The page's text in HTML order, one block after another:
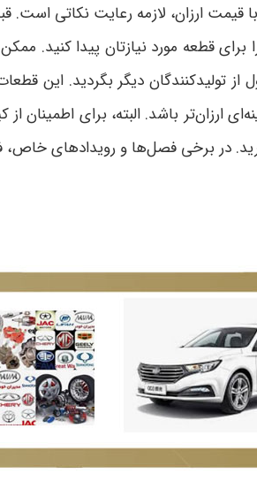
قیمت ارزان، لازمه رعایت نکاتی
برای قطعه مورد نیازتان پیدا کنید.
از تولیدکنندگان دیگر بگردید. این
ارزان‌تر باشد. البته، برای
در برخی فصل‌ها و رویدادهای خاص،